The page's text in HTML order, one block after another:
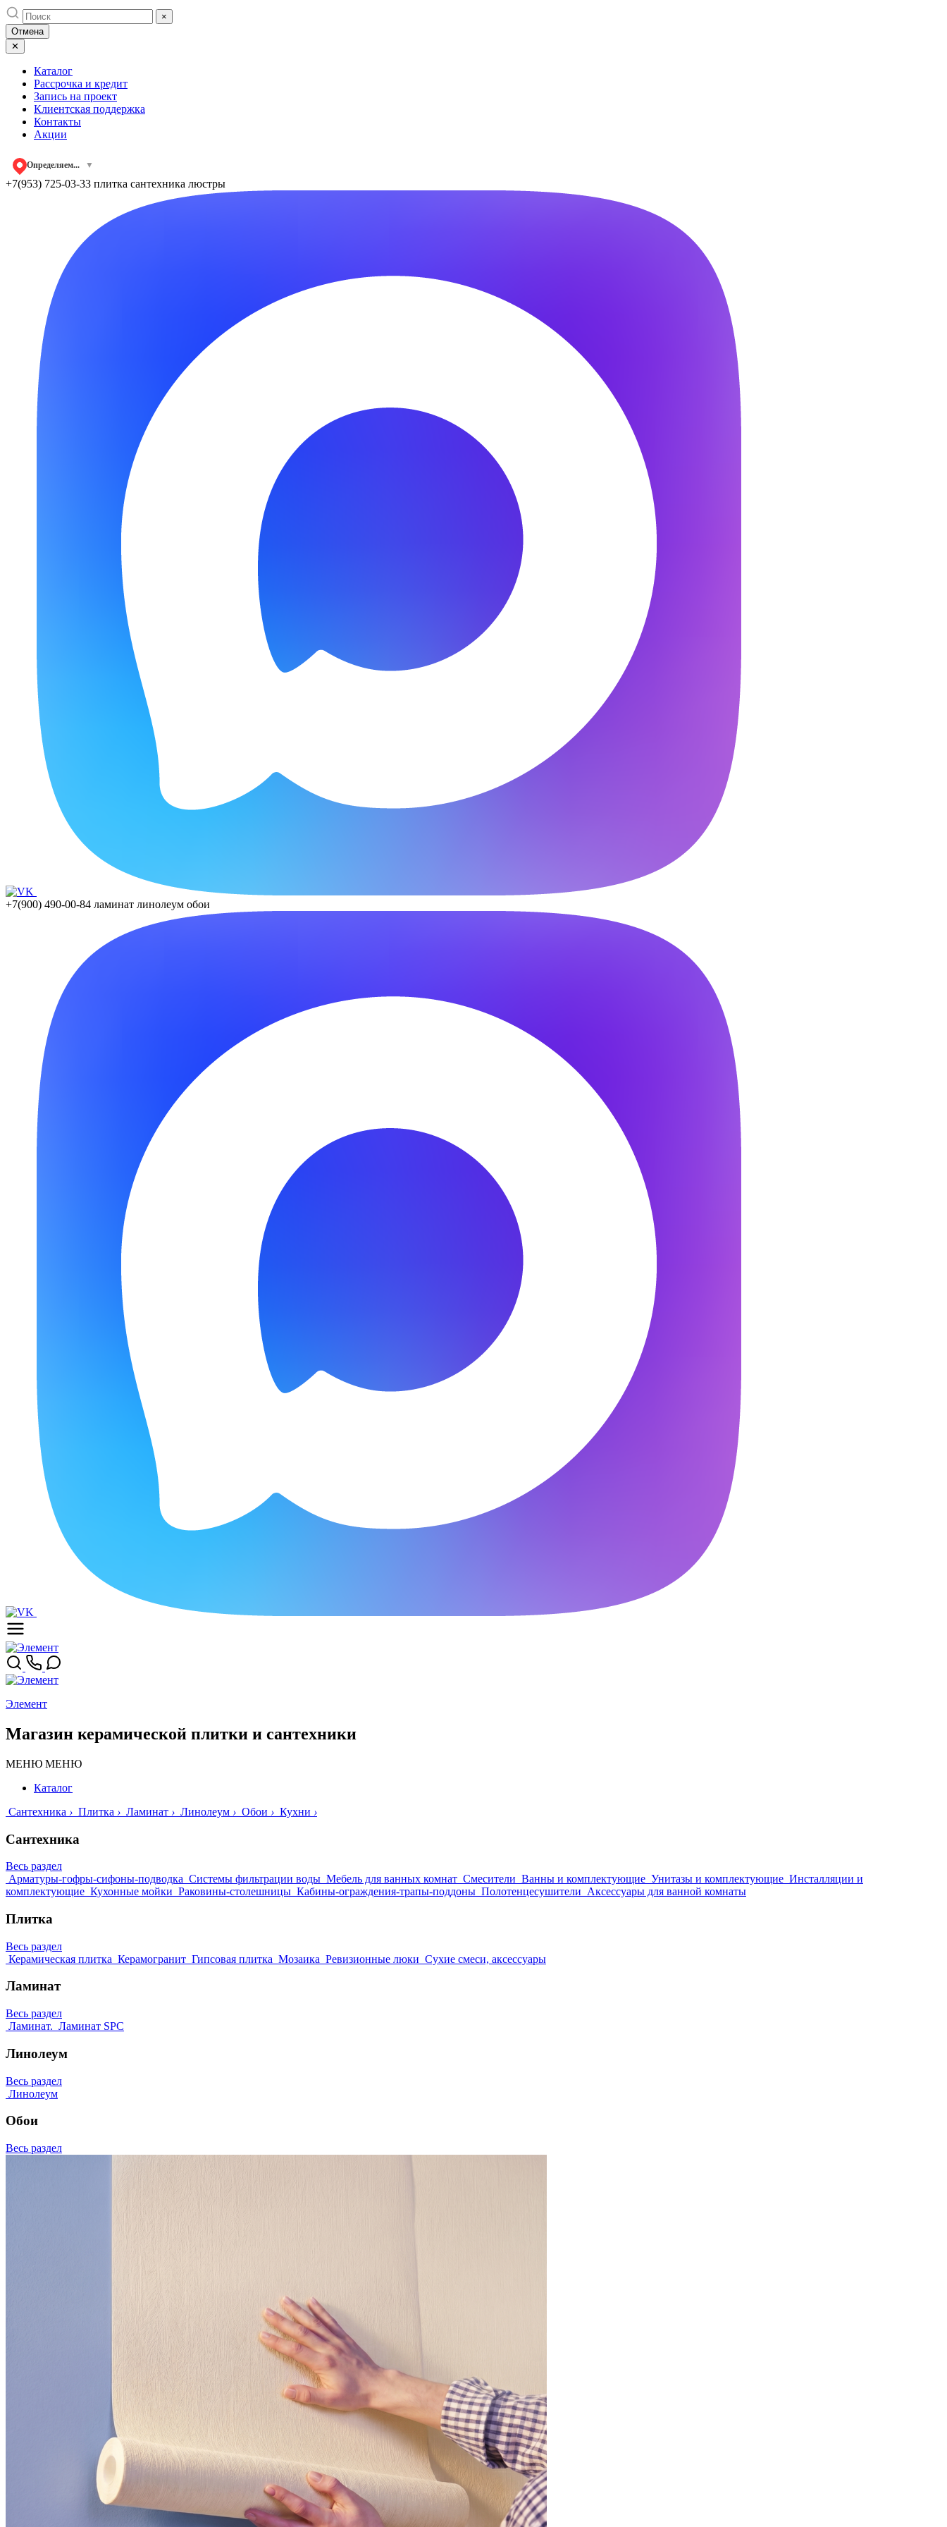
Skip
to
content
×
Отмена
✕
Каталог
Рассрочка и кредит
Запись на проект
Клиентская поддержка
Контакты
Акции
Определяем... ▼
+7(953) 725-03-33 плитка сантехника люстры
+7(900) 490-00-84 ламинат линолеум обои
Элемент
Магазин керамической плитки и сантехники
МЕНЮ МЕНЮ
Каталог
Сантехника › Плитка › Ламинат › Линолеум › Обои › Кухни ›
Сантехника
Весь раздел
Арматуры-гофры-сифоны-подводка Системы фильтрации воды Мебель для ванных комнат Смесители Ванны и комплектующие Унитазы и комплектующие Инсталляции и
комплектующие Кухонные мойки Раковины-столешницы Кабины-ограждения-трапы-поддоны Полотенцесушители Аксессуары для ванной комнаты
Плитка
Весь раздел
Керамическая плитка Керамогранит Гипсовая плитка Мозаика Ревизионные люки Сухие смеси, аксессуары
Ламинат
Весь раздел
Ламинат. Ламинат SPC
Линолеум
Весь раздел
Линолеум
Обои
Весь раздел